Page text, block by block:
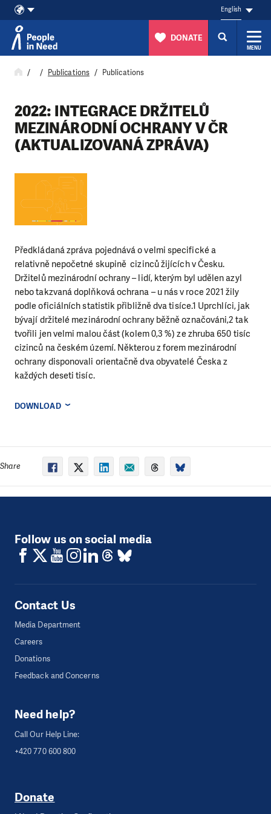
Skip to content
English
DONATE
MENU
Publications Publications
2022: INTEGRACE DRŽITELŮ
MEZINÁRODNÍ OCHRANY V ČR
(AKTUALIZOVANÁ ZPRÁVA)
Předkládaná zpráva pojednává o velmi specifické a
relativně nepočetné skupině cizinců žijících v Česku.
Držitelů mezinárodní ochrany – lidí, kterým byl udělen azyl
nebo takzvaná doplňková ochrana – u nás v roce 2021 žily
podle oficiálních statistik přibližně dva tisíce.1 Uprchlíci, jak
bývají držitelé mezinárodní ochrany běžně označováni,2 tak
tvořili jen velmi malou část (kolem 0,3 %) ze zhruba 650 tisíc
cizinců na českém území. Některou z forem mezinárodní
ochrany disponovali orientačně dva obyvatelé Česka z
každých deseti tisíc.
DOWNLOAD
Share
Follow us on social media
Contact Us
Media Department
Careers
Donations
Feedback and Concerns
Need help?
Call Our Help Line:
+420 770 600 800
Donate